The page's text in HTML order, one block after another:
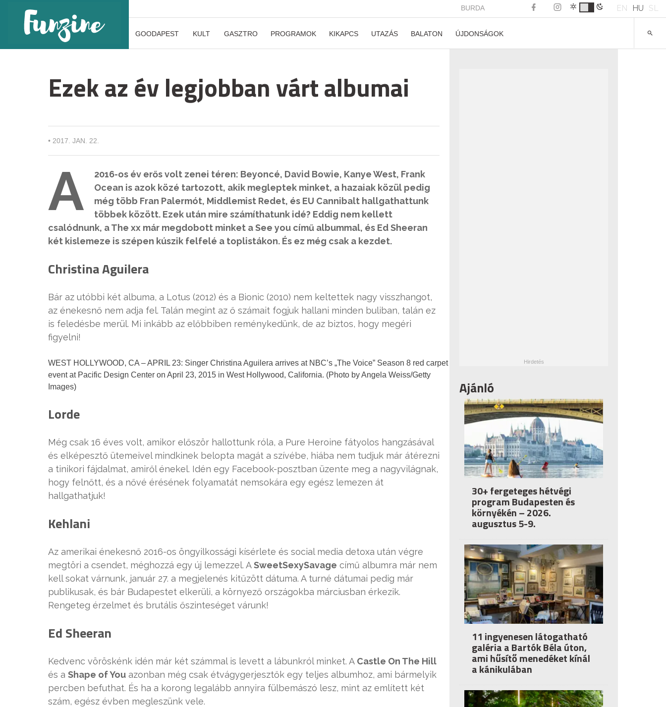
BURDA EN HU SL
GOODAPEST KULT GASZTRO PROGRAMOK KIKAPCS UTAZÁS BALATON ÚJDONSÁGOK
Ezek az év legjobban várt albumai
• 2017. JAN. 22.
A
2016-os év erős volt zenei téren: Beyoncé, David Bowie, Kanye West, Frank
Ocean is azok közé tartozott, akik megleptek minket, a hazaiak közül pedig
még több Fran Palermót, Middlemist Redet, és EU Cannibalt hallgathattunk
többek között. Ezek után mire számíthatunk idé? Eddig nem kellett
csalódnunk, a The xx már megdobott minket a See you című albummal, és Ed Sheeran
két kislemeze is szépen kúszik felfelé a toplistákon. És ez még csak a kezdet.
Christina Aguilera
Bár az utóbbi két albuma, a Lotus (2012) és a Bionic (2010) nem keltettek nagy visszhangot,
az énekesnő nem adja fel. Talán megint az ő számait fogjuk hallani minden buliban, talán ez
is feledésbe merül. Mi inkább az előbbiben reménykedünk, de az biztos, hogy megéri
figyelni!
WEST HOLLYWOOD, CA – APRIL 23: Singer Christina Aguilera arrives at NBC’s „The Voice” Season 8 red carpet
event at Pacific Design Center on April 23, 2015 in West Hollywood, California. (Photo by Angela Weiss/Getty
Images)
Lorde
Még csak 16 éves volt, amikor először hallottunk róla, a Pure Heroine fátyolos hangzásával
és elképesztő ütemeivel mindkinek belopta magát a szívébe, hiába nem tudjuk már átérezni
a tinikori fájdalmat, amiről énekel. Idén egy Facebook-posztban üzente meg a nagyvilágnak,
hogy felnőtt, és a nővé érésének folyamatát nemsokára egy egész lemezen át
hallgathatjuk!
Kehlani
Az amerikai énekesnő 2016-os öngyilkossági kísérlete és social media detoxa után végre
megtöri a csendet, méghozzá egy új lemezzel. ASweetSexySavage című albumra már nem
kell sokat várnunk, január 27. a megjelenés kitűzött dátuma. A turné dátumai pedig már
publikusak, és bár Budapestet elkerüli, a környező országokba márciusban érkezik.
Rengeteg érzelmet és brutális őszinteséget várunk!
Ed Sheeran
Kedvenc vöröskénk idén már két számmal is levett a lábunkról minket. A Castle On The Hill
és a Shape of You azonban még csak étvágygerjesztők egy teljes albumhoz, ami bármelyik
percben befuthat. És ha a korong legalább annyira fülbemászó lesz, mint az említett két
szám, egész évben megleszünk vele.
Ajánló
30+ fergeteges hétvégi
program Budapesten és
környékén – 2026.
augusztus 5-9.
11 ingyenesen látogatható
galéria a Bartók Béla úton,
ami hűsítő menedéket kínál
a kánikulában